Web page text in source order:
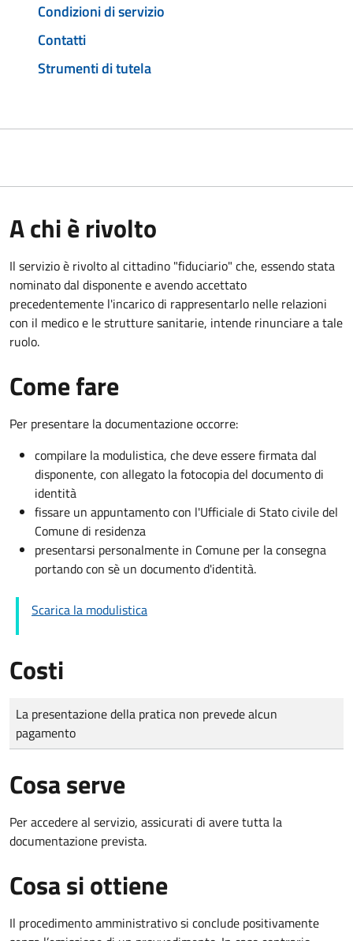
Condizioni di servizio
Contatti
Strumenti di tutela
A chi è rivolto
Il servizio è rivolto al cittadino "fiduciario" che, essendo stata
nominato dal disponente e avendo accettato
precedentemente l'incarico di rappresentarlo nelle relazioni
con il medico e le strutture sanitarie, intende rinunciare a tale
ruolo.
Come fare
Per presentare la documentazione occorre:
compilare la modulistica, che deve essere firmata dal
disponente, con allegato la fotocopia del documento di
identità
fissare un appuntamento con l'Ufficiale di Stato civile del
Comune di residenza
presentarsi personalmente in Comune per la consegna
portando con sè un documento d'identità.
Scarica la modulistica
Costi
Tipo di pagamento
Importo
La presentazione della pratica non prevede alcun
pagamento
Cosa serve
Per accedere al servizio, assicurati di avere tutta la
documentazione prevista.
Cosa si ottiene
Il procedimento amministrativo si conclude positivamente